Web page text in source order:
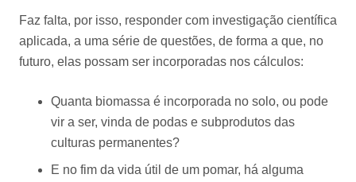
Faz falta, por isso, responder com investigação científica
aplicada, a uma série de questões, de forma a que, no
futuro, elas possam ser incorporadas nos cálculos:
Quanta biomassa é incorporada no solo, ou pode
vir a ser, vinda de podas e subprodutos das
culturas permanentes?
E no fim da vida útil de um pomar, há alguma